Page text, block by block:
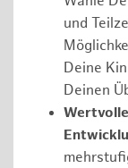
und
Deine
Deinen